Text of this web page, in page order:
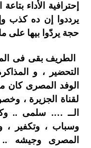
إحترافية الأداء
يرددوا إن ده كذب
حجة يردّوا بيها على
الطريف بقى فى
التحضير ، و
الوفد المصرى كان
لقناة الجزيرة ،
الــ …. سلمى ..
وسباب ، وتكفير
المصرى وجيشه ..